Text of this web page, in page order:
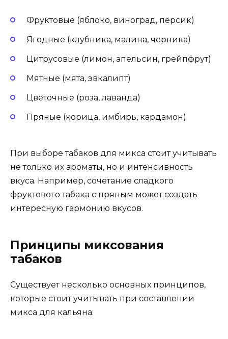
Фруктовые (яблоко, виноград, персик)
Ягодные (клубника, малина, черника)
Цитрусовые (лимон, апельсин, грейпфрут)
Мятные (мята, эвкалипт)
Цветочные (роза, лаванда)
Пряные (корица, имбирь, кардамон)
При выборе табаков для микса стоит учитывать
не только их ароматы, но и интенсивность
вкуса. Например, сочетание сладкого
фруктового табака с пряным может создать
интересную гармонию вкусов.
Принципы миксования
табаков
Существует несколько основных принципов,
которые стоит учитывать при составлении
микса для кальяна: